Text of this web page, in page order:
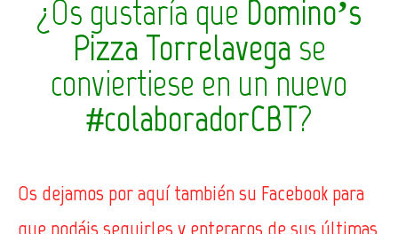
¿Os gustaría que Domino’s
Pizza Torrelavega se
conviertiese en un nuevo
#colaboradorCBT?
Os dejamos por aquí también su Facebook para
que podáis seguirles y enteraros de sus últimas